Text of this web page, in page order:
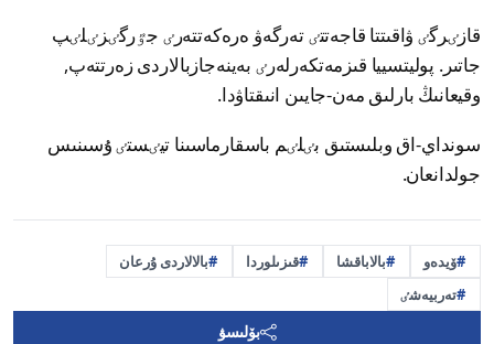
قازٸرگٸ ۋاقىتتا قاجەتتٸ تەرگەۋ ەرەكەتتەرٸ جٷرگٸزٸلٸپ
جاتىر. پوليتسييا قىزمەتكەرلەرٸ بەينەجازبالاردى زەرتتەپ,
وقيعانىڭ بارلىق مەن-جايىن انىقتاۋدا.
سونداي-اق وبلىستىق بٸلٸم باسقارماسىنا تيٸستٸ ۇسىنىس
جولدانعان.
ۆيدەو بالاباقشا قىزىلوردا
بالالاردى ۇرعان
تەربيەشٸ
بۆلىسۋ